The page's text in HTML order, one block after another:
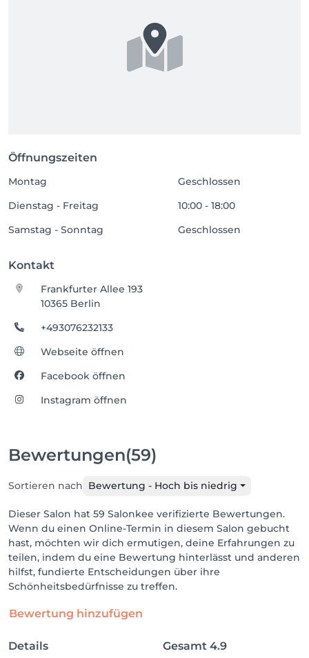
Öffnungszeiten
Montag
Geschlossen
Dienstag - Freitag
10:00 - 18:00
Samstag - Sonntag
Geschlossen
Kontakt
Frankfurter Allee 193
10365 Berlin
+493076232133
Webseite öffnen
Facebook öffnen
Instagram öffnen
Bewertungen(59)
Sortieren nach Bewertung - Hoch bis niedrig
Dieser Salon hat 59 Salonkee verifizierte Bewertungen.
Wenn du einen Online-Termin in diesem Salon gebucht
hast, möchten wir dich ermutigen, deine Erfahrungen zu
teilen, indem du eine Bewertung hinterlässt und anderen
hilfst, fundierte Entscheidungen über ihre
Schönheitsbedürfnisse zu treffen.
Bewertung hinzufügen
Details Gesamt 4.9